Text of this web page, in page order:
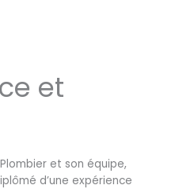
et
et son équipe,
d’une expérience